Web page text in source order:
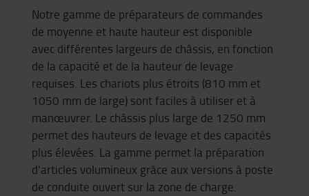
Notre gamme de préparateurs de commandes
de moyenne et haute hauteur est disponible
avec différentes largeurs de châssis, en fonction
de la capacité et de la hauteur de levage
requises. Les chariots plus étroits (810 mm et
1050 mm de large) sont faciles à utiliser et à
manœuvrer. Le châssis plus large de 1250 mm
permet des hauteurs de levage et des capacités
plus élevées. La gamme permet la préparation
d'articles volumineux grâce aux versions à poste
de conduite ouvert sur la zone de charge.